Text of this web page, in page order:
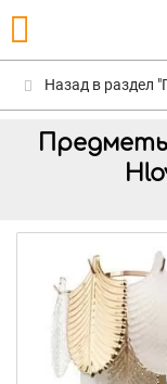
Назад в раздел